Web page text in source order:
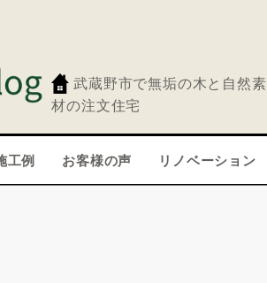
武蔵野市で無垢の木と自然素
材の注文住宅
工例 お客様の声 リノベーション